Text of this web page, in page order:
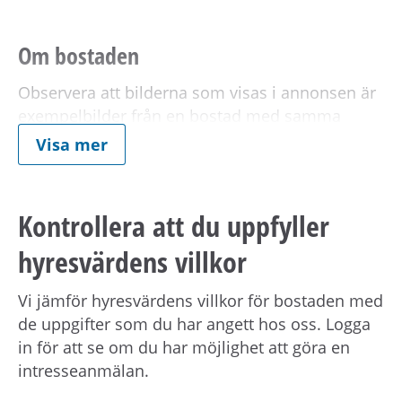
Om bostaden
Observera att bilderna som visas i annonsen är
exempelbilder från en bostad med samma
standard. Detta för att visa vilket materialval
som använts.
Avvikelser kan förekomma på ritning samt på
Vid kontraktsskrivning kan du behöva uppvisa
tecknad hemförsäkring för din nya bostad.
Visa mer
Kontrollera att du uppfyller
hyresvärdens villkor
Vi jämför hyresvärdens villkor för bostaden med
de uppgifter som du har angett hos oss. Logga
in för att se om du har möjlighet att göra en
intresseanmälan.